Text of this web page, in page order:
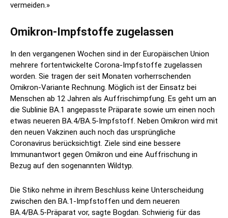
vermeiden.»
Omikron-Impfstoffe zugelassen
In den vergangenen Wochen sind in der Europäischen Union
mehrere fortentwickelte Corona-Impfstoffe zugelassen
worden. Sie tragen der seit Monaten vorherrschenden
Omikron-Variante Rechnung. Möglich ist der Einsatz bei
Menschen ab 12 Jahren als Auffrischimpfung. Es geht um an
die Sublinie BA.1 angepasste Präparate sowie um einen noch
etwas neueren BA.4/BA.5-Impfstoff. Neben Omikron wird mit
den neuen Vakzinen auch noch das ursprüngliche
Coronavirus berücksichtigt. Ziele sind eine bessere
Immunantwort gegen Omikron und eine Auffrischung in
Bezug auf den sogenannten Wildtyp.
Die Stiko nehme in ihrem Beschluss keine Unterscheidung
zwischen den BA.1-Impfstoffen und dem neueren
BA.4/BA.5-Präparat vor, sagte Bogdan. Schwierig für das